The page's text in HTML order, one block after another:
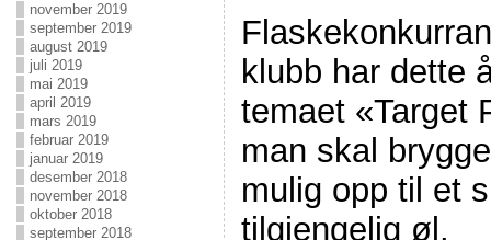
november 2019
september 2019
august 2019
juli 2019
mai 2019
april 2019
mars 2019
februar 2019
januar 2019
desember 2018
november 2018
oktober 2018
september 2018
klubb har dette
temaet «Target
man skal
mulig opp til et
tilgjengelig øl.